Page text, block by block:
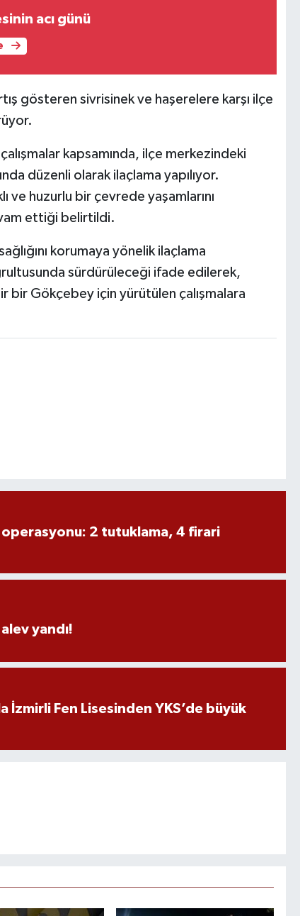
acı günü
gösteren sivrisinek ve haşerelere karşı ilçe
kapsamında, ilçe merkezindeki
düzenli olarak ilaçlama yapılıyor.
ve huzurlu bir çevrede yaşamlarını
ettiği belirtildi.
korumaya yönelik ilaçlama
sürdürüleceği ifade edilerek,
bir Gökçebey için yürütülen çalışmalara
operasyonu: 2 tutuklama, 4 firari
yandı!
İzmirli Fen Lisesinden YKS’de büyük